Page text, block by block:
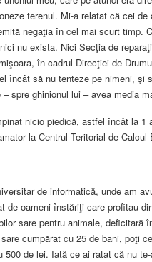
terenul. Mi-a relatat că cei
negaţia în cel mai scurt timp.
nu exista. Nici Secţia de
în cadrul Direcţiei de
încât să nu tenteze pe nimeni, şi
spre ghinionul lui – avea media
nicio piedică, astfel încât la 1
la Centrul Teritorial de Calcul
de informatică, unde am
de oameni înstăriţi care profitau
sare pentru animale, deficitară
cumpărat cu 25 de bani, poţi
de lei. Iată ce ai ratat că nu